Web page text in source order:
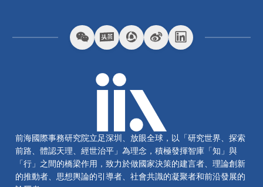
前海國際事務研究院立足深圳、放眼全球，以「研究世界、探索
前路、體認天理、經世治平」為理念，積極發揮智庫「知」與
「行」之間的橋梁作用，致力於做國家決策的建言者、理論創新
的推動者、思想輿論的引導者、社會共識的凝聚者和前沿發展的